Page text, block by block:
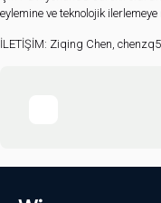
eylemine ve teknolojik
İLETİŞİM: Ziqing Chen,